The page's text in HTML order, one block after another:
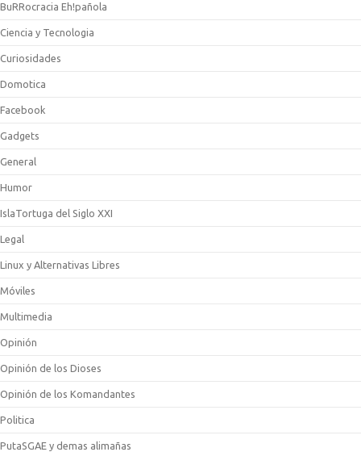
BuRRocracia Eh!pañola
Ciencia y Tecnologia
Curiosidades
Domotica
Facebook
Gadgets
General
Humor
IslaTortuga del Siglo XXI
Legal
Linux y Alternativas Libres
Móviles
Multimedia
Opinión
Opinión de los Dioses
Opinión de los Komandantes
Politica
PutaSGAE y demas alimañas